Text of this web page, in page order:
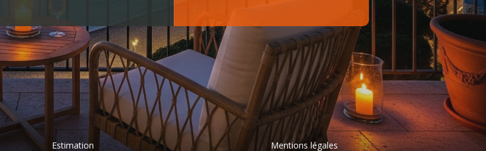
Estimation Mentions légales